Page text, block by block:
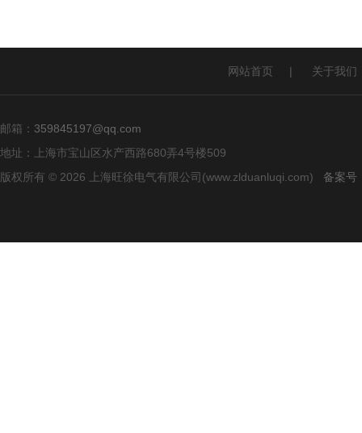
网站首页 | 关于我们
邮箱： 359845197@qq.com
地址：上海市宝山区水产西路680弄4号楼509
版权所有 © 2026 上海旺徐电气有限公司(www.zlduanluqi.com) 备案号